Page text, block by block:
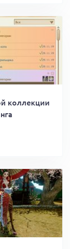
коллекции